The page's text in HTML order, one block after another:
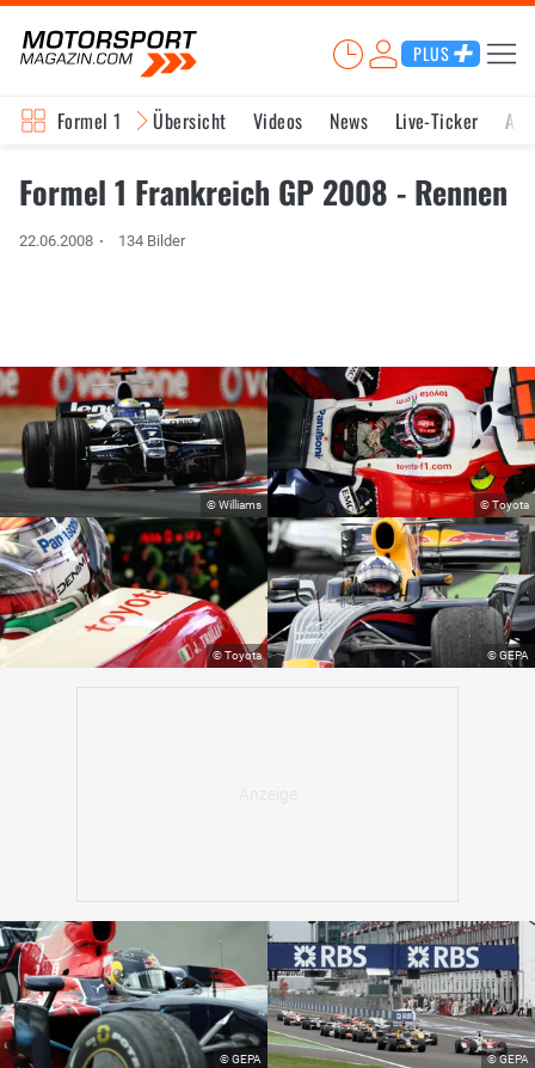
PLUS
Formel 1 Übersicht Videos News Live-Ticker
Formel 1 Frankreich GP 2008 - Rennen
22.06.2008 134 Bilder